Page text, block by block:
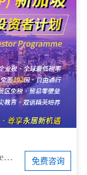
新加坡全球商业投资者计划（GlobalInvestorProgram，简称GIP） 免费咨询